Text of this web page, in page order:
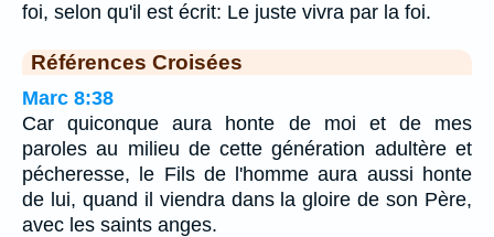
foi, selon qu'il est écrit: Le juste vivra par la foi.
Références Croisées
Marc 8:38
Car quiconque aura honte de moi et de mes
paroles au milieu de cette génération adultère et
pécheresse, le Fils de l'homme aura aussi honte
de lui, quand il viendra dans la gloire de son Père,
avec les saints anges.